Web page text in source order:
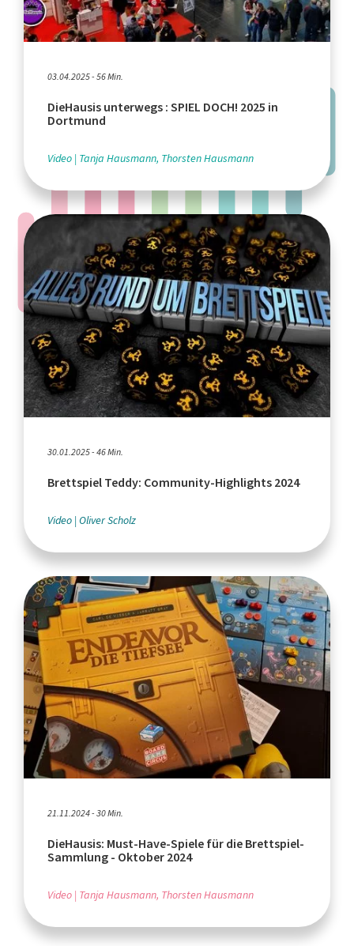
03.04.2025 - 56 Min.
DieHausis unterwegs : SPIEL DOCH! 2025 in
Dortmund
Video Tanja Hausmann, Thorsten Hausmann
30.01.2025 - 46 Min.
Brettspiel Teddy: Community-Highlights 2024
Video Oliver Scholz
21.11.2024 - 30 Min.
DieHausis: Must-Have-Spiele für die Brettspiel-
Sammlung - Oktober 2024
Video Tanja Hausmann, Thorsten Hausmann